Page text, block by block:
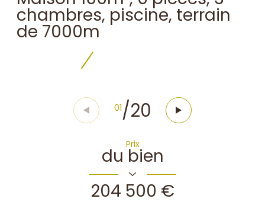
chambres, piscine, terrain
de 7000m
01/20
Prix
du bien
204 500 €